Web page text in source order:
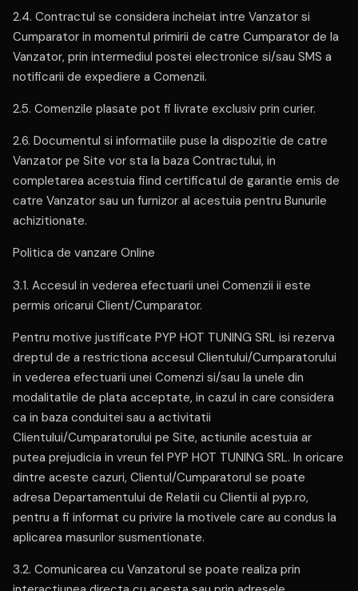
2.4. Contractul se considera incheiat intre Vanzator si
Cumparator in momentul primirii de catre Cumparator de la
Vanzator, prin intermediul postei electronice si/sau SMS a
notificarii de expediere a Comenzii.
2.5. Comenzile plasate pot fi livrate exclusiv prin curier.
2.6. Documentul si informatiile puse la dispozitie de catre
Vanzator pe Site vor sta la baza Contractului, in
completarea acestuia fiind certificatul de garantie emis de
catre Vanzator sau un furnizor al acestuia pentru Bunurile
achizitionate.
Politica de vanzare Online
3.1. Accesul in vederea efectuarii unei Comenzii ii este
permis oricarui Client/Cumparator.
Pentru motive justificate PYP HOT TUNING SRL isi rezerva
dreptul de a restrictiona accesul Clientului/Cumparatorului
in vederea efectuarii unei Comenzi si/sau la unele din
modalitatile de plata acceptate, in cazul in care considera
ca in baza conduitei sau a activitatii
Clientului/Cumparatorului pe Site, actiunile acestuia ar
putea prejudicia in vreun fel PYP HOT TUNING SRL. In oricare
dintre aceste cazuri, Clientul/Cumparatorul se poate
adresa Departamentului de Relatii cu Clientii al pyp.ro,
pentru a fi informat cu privire la motivele care au condus la
aplicarea masurilor susmentionate.
3.2. Comunicarea cu Vanzatorul se poate realiza prin